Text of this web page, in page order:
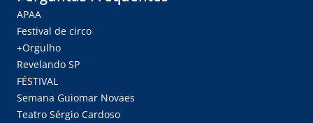
APAA
Festival de circo
+Orgulho
Revelando SP
FÉSTIVAL
Semana Guiomar Novaes
Teatro Sérgio Cardoso